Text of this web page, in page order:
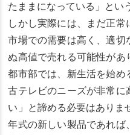
たままになっている」とい
しかし実際には、まだ正
市場での需要は高く、適
ぬ高値で売れる可能性が
都市部では、新生活を始め
古テレビのニーズが非常
い」と諦める必要はありま
年式の新しい製品であれば